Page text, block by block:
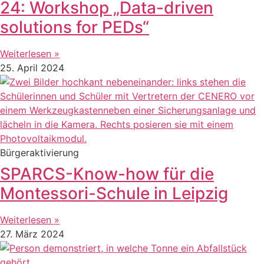
24: Workshop „Data-driven
solutions for PEDs“
Weiterlesen »
25. April 2024
Bürgeraktivierung
SPARCS-Know-how für die
Montessori-Schule in Leipzig
Weiterlesen »
27. März 2024